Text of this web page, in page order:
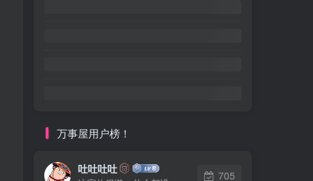
万事屋用户榜！
吐吐吐吐 705